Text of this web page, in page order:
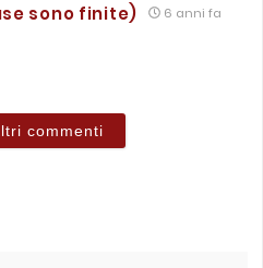
sono finite) 6 anni fa
commenti